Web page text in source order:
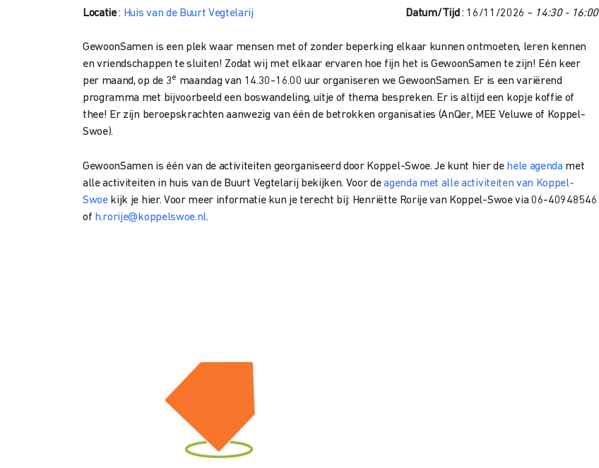
Locatie: Huis van de Buurt Vegtelarij Datum/Tijd : 16/11/2026 - 14:30 - 16:00
GewoonSamen is een plek waar mensen met of zonder beperking elkaar kunnen ontmoeten, leren kennen
en vriendschappen te sluiten! Zodat wij met elkaar ervaren hoe fijn het is GewoonSamen te zijn! Eén keer
per maand, op de 3e maandag van 14.30-16.00 uur organiseren we GewoonSamen. Er is een variërend
programma met bijvoorbeeld een boswandeling, uitje of thema bespreken. Er is altijd een kopje koffie of
thee! Er zijn beroepskrachten aanwezig van één de betrokken organisaties (AnQer, MEE Veluwe of Koppel-
Swoe).
GewoonSamen is één van de activiteiten georganiseerd door Koppel-Swoe. Je kunt hier de hele agenda met
alle activiteiten in huis van de Buurt Vegtelarij bekijken. Voor deagenda met alle activiteiten van Koppel-
Swoekijk je hier. Voor meer informatie kun je terecht bij: Henriëtte Rorije van Koppel-Swoe via 06-40948546
of h.rorije@koppelswoe.nl.